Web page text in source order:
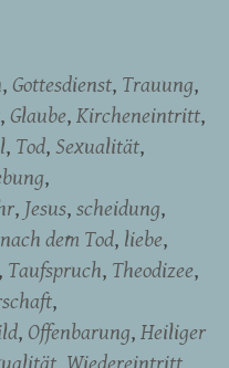
Gottesdienst Trauung
Glaube Kircheneintritt
Tod Sexualität
Jesus scheidung
dem Tod liebe
Taufspruch Theodizee
Offenbarung Heiliger